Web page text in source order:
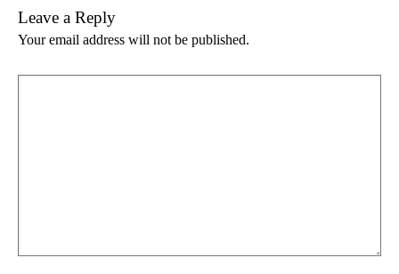
Leave a Reply
Your email address will not be published.